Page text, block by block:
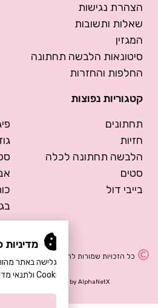
הצהרת נגישות
שאלות ותשובות
המגזין
סיטונאות הלבשה תחתונה
החלפות והחזרות
קטגוריות נפוצות
תחתונים
חזיות
הלבשה תחתונה לכלה
סטים
בייבי דול
כל הזכויות שמורות להרמוסה – הלבשה
Development byAlphaNetX
מדיניות
הגלישה באתר
Cookie ולתנאי מדיניות הפרטיות.